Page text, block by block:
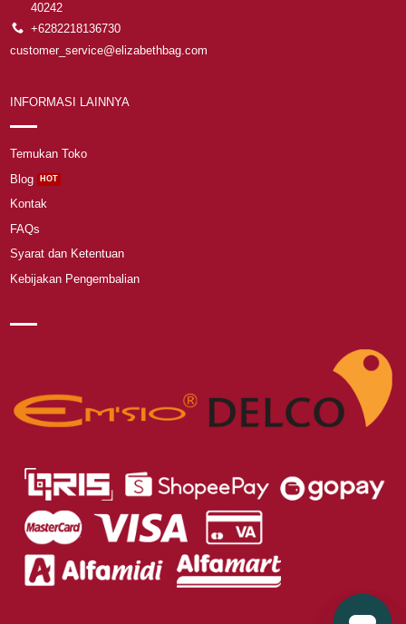
40242
+6282218136730
customer_service@elizabethbag.com
INFORMASI LAINNYA
Temukan Toko
Blog
Kontak
FAQs
Syarat dan Ketentuan
Kebijakan Pengembalian